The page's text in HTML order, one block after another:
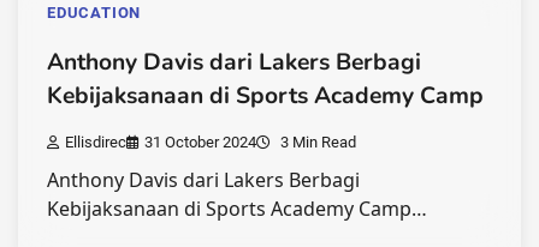
EDUCATION
Anthony Davis dari Lakers Berbagi
Kebijaksanaan di Sports Academy Camp
Ellisdirec 31 October 2024 3 Min Read
Anthony Davis dari Lakers Berbagi
Kebijaksanaan di Sports Academy Camp…